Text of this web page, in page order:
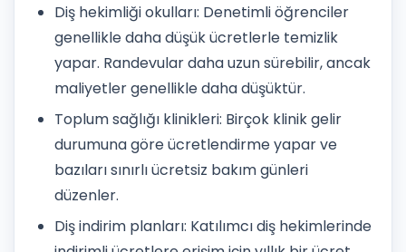
Diş hekimliği okulları: Denetimli öğrenciler
genellikle daha düşük ücretlerle temizlik
yapar. Randevular daha uzun sürebilir, ancak
maliyetler genellikle daha düşüktür.
Toplum sağlığı klinikleri: Birçok klinik gelir
durumuna göre ücretlendirme yapar ve
bazıları sınırlı ücretsiz bakım günleri
düzenler.
Diş indirim planları: Katılımcı diş hekimlerinde